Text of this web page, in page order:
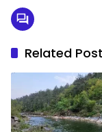
Related